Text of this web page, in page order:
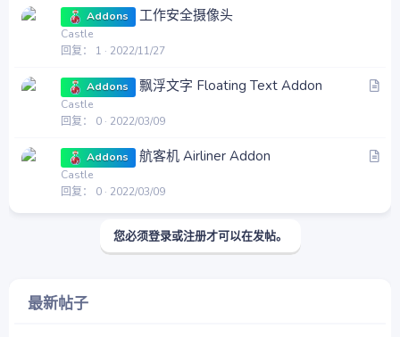
Addons 工作安全摄像头
Castle
回复
1 2022/11/27
文
Addons 飘浮文字 Floating Text Addon
Castle
回复
0 2022/03/09
文
Addons 航客机 Airliner Addon
Castle
回复
0 2022/03/09
您必须登录或注册才可以在发帖。
最新帖子